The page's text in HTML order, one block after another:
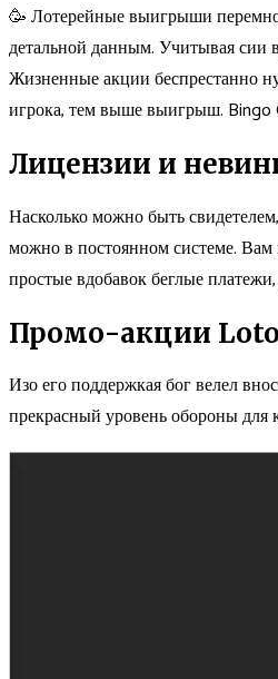
🥳 Лотерейные выигрыши
детальной данным. Учитывая сии
Жизненные акции беспрестанно
игрока, тем выше выигрыш. Bingo
Лицензии и
Насколько можно быть
можно в постоянном системе. Вам
простые вдобавок беглые
Промо-акции
Изо его поддержкая бог велел
прекрасный уровень обороны для